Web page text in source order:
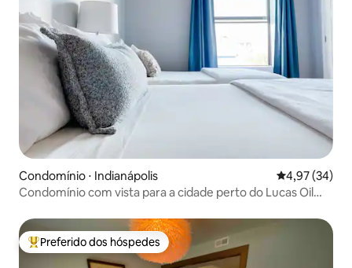
Condomínio ⋅ Indianápolis 4,97 de uma
4,97 (34)
Condomínio com vista para a cidade perto do Lucas Oil
Entre os melhores preferidos dos hóspedes
Preferido dos hóspedes